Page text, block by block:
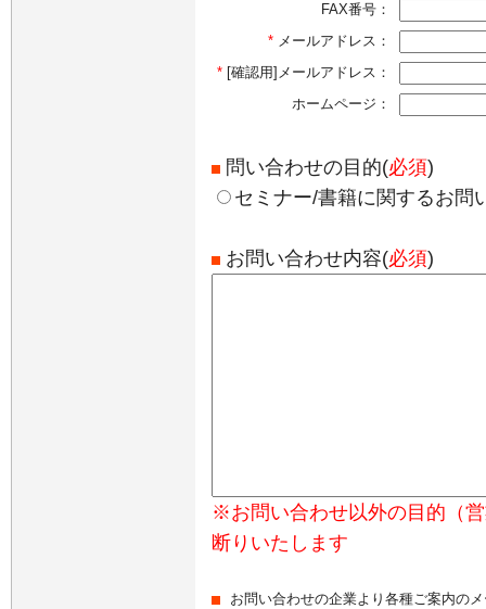
FAX番号：
* メールアドレス：
* [確認用]メールアドレス：
ホームページ：
問い合わせの目的(必須)
セミナー/書籍に関するお問
お問い合わせ内容(必須)
※お問い合わせ以外の目的（
断りいたします
お問い合わせの企業より各種ご案内の